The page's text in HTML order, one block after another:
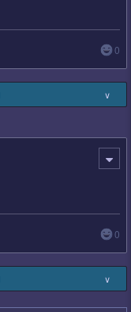
0
∨
0
∨